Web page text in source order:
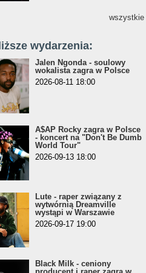
wszystkie
wydarzenia:
Jalen Ngonda - soulowy
wokalista zagra w Polsce
2026-08-11 18:00
A$AP Rocky zagra w Polsce
- koncert na "Don't Be Dumb
World Tour"
2026-09-13 18:00
Lute - raper związany z
wytwórnią Dreamville
wystąpi w Warszawie
2026-09-17 19:00
Black Milk - ceniony